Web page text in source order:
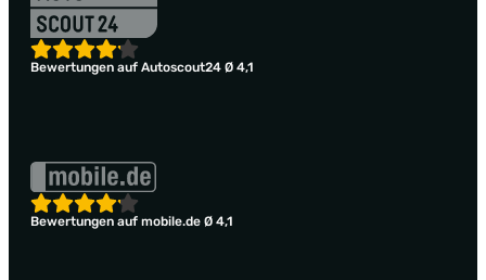
Bewertungen auf Autoscout24 Ø 4,1
Bewertungen auf mobile.de Ø 4,1